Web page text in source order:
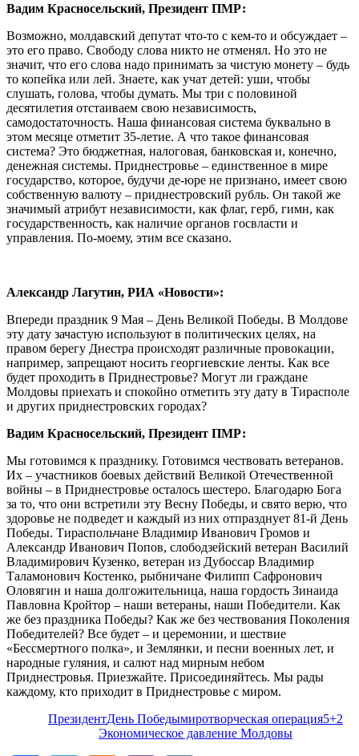
Вадим Красносельский, Президент ПМР:
Возможно, молдавский депутат что-то с кем-то и обсуждает –
это его право. Свободу слова никто не отменял. Но это не
значит, что его слова надо принимать за чистую монету – будь
то копейка или лей. Знаете, как учат детей: уши, чтобы
слушать, голова, чтобы думать. Мы три с половиной
десятилетия отстаиваем свою независимость,
самодостаточность. Наша финансовая система буквально в
этом месяце отметит 35-летие. А что такое финансовая
система? Это бюджетная, налоговая, банковская и, конечно,
денежная системы. Приднестровье – единственное в мире
государство, которое, будучи де-юре не признано, имеет свою
собственную валюту – приднестровский рубль. Он такой же
значимый атрибут независимости, как флаг, герб, гимн, как
государственность, как наличие органов госвласти и
управления. По-моему, этим все сказано.
Александр Лагутин, РИА «Новости»:
Впереди праздник 9 Мая – День Великой Победы. В Молдове
эту дату зачастую используют в политических целях, на
правом берегу Днестра происходят различные провокации,
например, запрещают носить георгиевские ленты. Как все
будет проходить в Приднестровье? Могут ли граждане
Молдовы приехать и спокойно отметить эту дату в Тирасполе
и других приднестровских городах?
Вадим Красносельский, Президент ПМР:
Мы готовимся к празднику. Готовимся чествовать ветеранов.
Их – участников боевых действий Великой Отечественной
войны – в Приднестровье осталось шестеро. Благодарю Бога
за то, что они встретили эту Весну Победы, и свято верю, что
здоровье не подведет и каждый из них отпразднует 81-й День
Победы. Тираспольчане Владимир Иванович Громов и
Александр Иванович Попов, слободзейский ветеран Василий
Владимирович Кузенко, ветеран из Дубоссар Владимир
Таламонович Костенко, рыбничане Филипп Сафронович
Оловягин и наша долгожительница, наша гордость Зинаида
Павловна Кройтор – наши ветераны, наши Победители. Как
же без праздника Победы? Как же без чествования Поколения
Победителей? Все будет – и церемонии, и шествие
«Бессмертного полка», и Землянки, и песни военных лет, и
народные гуляния, и салют над мирным небом
Приднестровья. Приезжайте. Присоединяйтесь. Мы рады
каждому, кто приходит в Приднестровье с миром.
ПрезидентДень Победымиротворческая операция5+2
Экономическое давление Молдовы